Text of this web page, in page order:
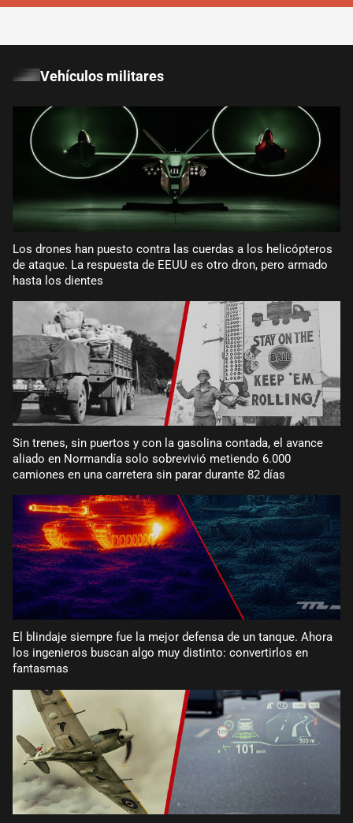
Vehículos militares
Los drones han puesto contra las cuerdas a los helicópteros
de ataque. La respuesta de EEUU es otro dron, pero armado
hasta los dientes
Sin trenes, sin puertos y con la gasolina contada, el avance
aliado en Normandía solo sobrevivió metiendo 6.000
camiones en una carretera sin parar durante 82 días
El blindaje siempre fue la mejor defensa de un tanque. Ahora
los ingenieros buscan algo muy distinto: convertirlos en
fantasmas